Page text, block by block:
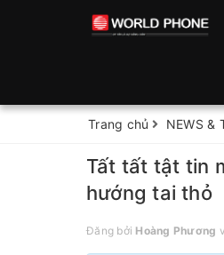
Trang chủ NEWS &
Tất tất tật tin
hướng tai thỏ
Đăng bởi Hoàng Phương